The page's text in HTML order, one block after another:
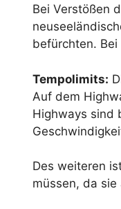
Bei Verstößen
befürchten.
Tempolimits:
Auf dem
Highways sind
Des weiteren
müssen, da sie